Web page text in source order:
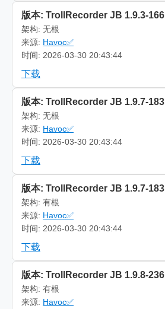
版本: TrollRecorder JB 1.9.3-166
架构: 无根
来源: Havoc✅
时间: 2026-03-30 20:43:44
下载
版本: TrollRecorder JB 1.9.7-183
架构: 无根
来源: Havoc✅
时间: 2026-03-30 20:43:44
下载
版本: TrollRecorder JB 1.9.7-183
架构: 有根
来源: Havoc✅
时间: 2026-03-30 20:43:44
下载
版本: TrollRecorder JB 1.9.8-236
架构: 有根
来源: Havoc✅